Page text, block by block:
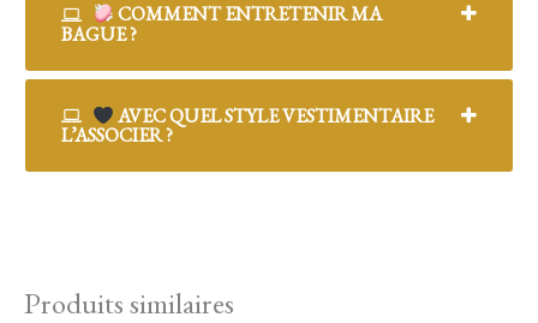
COMMENT ENTRETENIR MA
BAGUE ?
AVEC QUEL STYLE VESTIMENTAIRE
L’ASSOCIER ?
Produits similaires